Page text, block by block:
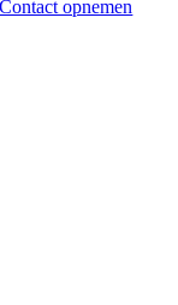
Contact opnemen